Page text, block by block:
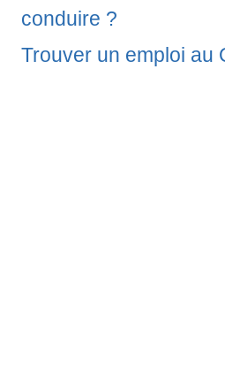
conduire ?
Trouver un emploi au